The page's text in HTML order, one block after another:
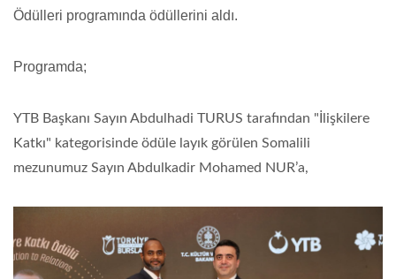
Ödülleri programında ödüllerini aldı.
Programda;
YTB Başkanı Sayın Abdulhadi TURUS tarafından "İlişkilere
Katkı" kategorisinde ödüle layık görülen Somalili
mezunumuz Sayın Abdulkadir Mohamed NUR’a,